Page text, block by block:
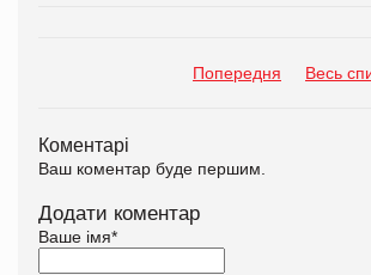
Попередня Весь
Коментарі
Ваш коментар буде першим.
Додати коментар
Ваше імя*